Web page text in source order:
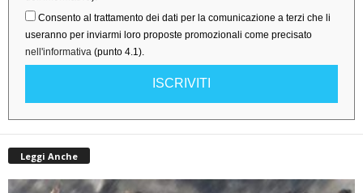
Consento al trattamento dei dati per la comunicazione a terzi che li
useranno per inviarmi loro proposte promozionali come precisato
nell'informativa (punto 4.1).
ISCRIVITI
Leggi Anche